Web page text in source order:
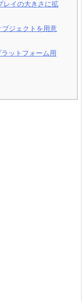
レイの大きさに拡
ジェクトを用意
ットフォーム用